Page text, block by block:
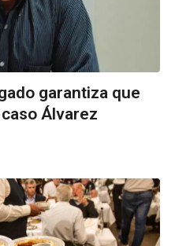
garantiza que
Álvarez